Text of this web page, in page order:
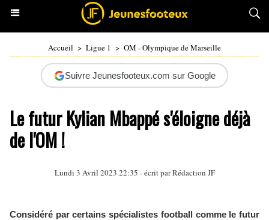
Accueil > Ligue 1 > OM - Olympique de Marseille
Suivre Jeunesfooteux.com sur Google
Le futur Kylian Mbappé s'éloigne déjà
de l'OM !
Lundi 3 Avril 2023 22:35 - écrit par Rédaction JF
Considéré par certains spécialistes football comme le futur